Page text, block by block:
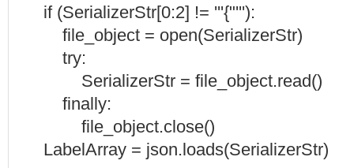
if (SerializerStr[0:2] != '''{"'''):
file_object = open(SerializerStr)
try:
SerializerStr = file_object.read()
finally:
file_object.close()
LabelArray = json.loads(SerializerStr)